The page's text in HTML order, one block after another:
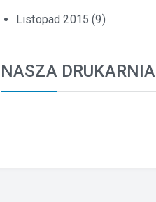
Listopad 2015 (9)
NASZA DRUKARNIA